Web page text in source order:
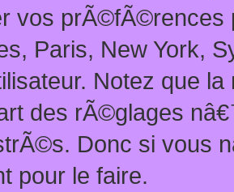
vos prÃ©fÃ©rences
Paris, New York,
Notez que la
des rÃ©glages
Donc si vous
pour le faire.